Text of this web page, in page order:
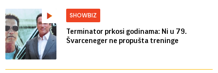
SHOWBIZ
Terminator prkosi godinama: Ni u 79.
Švarceneger ne propušta treninge